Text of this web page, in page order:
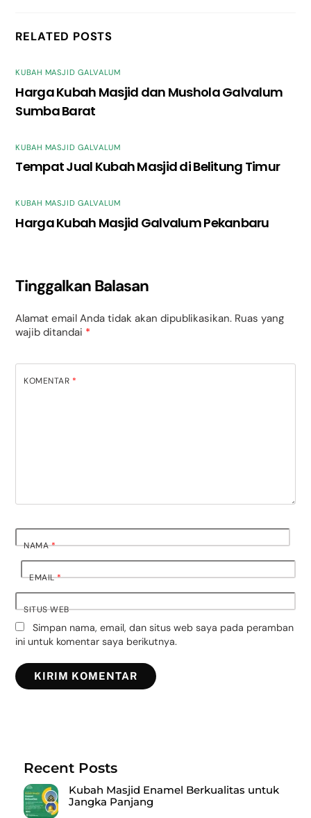
RELATED POSTS
KUBAH MASJID GALVALUM
Harga Kubah Masjid dan Mushola Galvalum
Sumba Barat
KUBAH MASJID GALVALUM
Tempat Jual Kubah Masjid di Belitung Timur
KUBAH MASJID GALVALUM
Harga Kubah Masjid Galvalum Pekanbaru
Tinggalkan Balasan
Alamat email Anda tidak akan dipublikasikan. Ruas yang
wajib ditandai *
KOMENTAR *
NAMA*
EMAIL*
SITUS WEB
Simpan nama, email, dan situs web saya pada peramban
ini untuk komentar saya berikutnya.
Recent Posts
Kubah Masjid Enamel Berkualitas untuk
Jangka Panjang